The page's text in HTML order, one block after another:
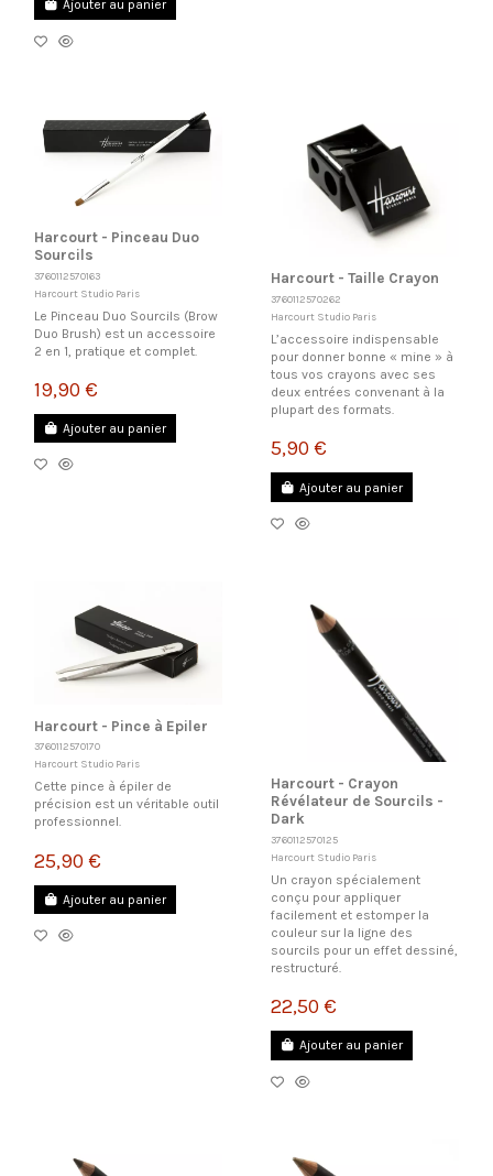
Ajouter au panier
Harcourt - Pinceau Duo
Sourcils
3760112570163
Harcourt Studio Paris
Le Pinceau Duo Sourcils (Brow
Duo Brush) est un accessoire
2 en 1, pratique et complet.
19,90 €
Ajouter au panier
Harcourt - Taille Crayon
3760112570262
Harcourt Studio Paris
L’accessoire indispensable
pour donner bonne « mine » à
tous vos crayons avec ses
deux entrées convenant à la
plupart des formats.
5,90 €
Ajouter au panier
Harcourt - Pince à Epiler
3760112570170
Harcourt Studio Paris
Cette pince à épiler de
précision est un véritable outil
professionnel.
25,90 €
Ajouter au panier
Harcourt - Crayon
Révélateur de Sourcils -
Dark
3760112570125
Harcourt Studio Paris
Un crayon spécialement
conçu pour appliquer
facilement et estomper la
couleur sur la ligne des
sourcils pour un effet dessiné,
restructuré.
22,50 €
Ajouter au panier